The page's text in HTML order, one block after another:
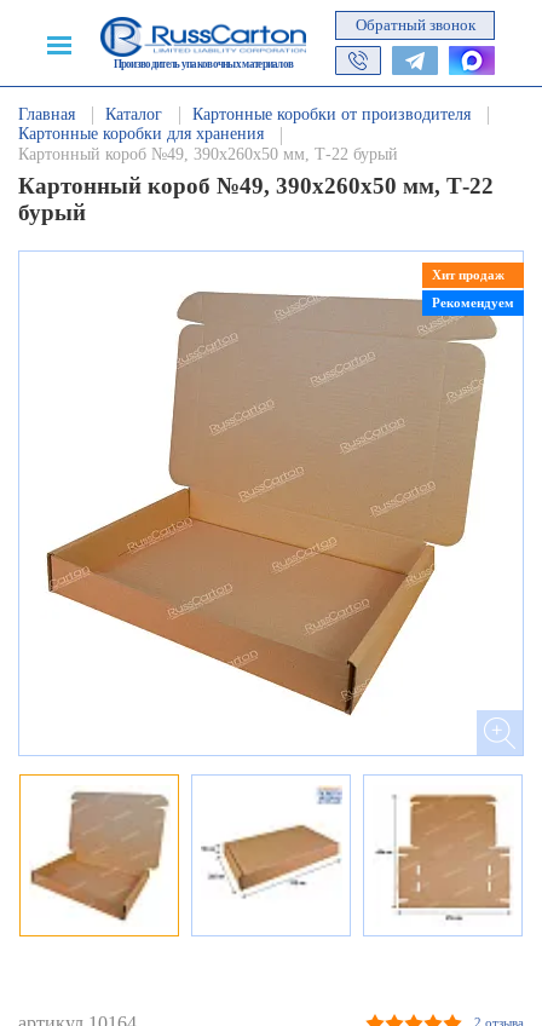
Производитель упаковочных материалов
Обратный звонок
Главная Каталог
Картонные коробки от производителя
Картонные коробки для хранения
Картонный короб №49, 390х260х50 мм, Т-22 бурый
Картонный короб №49, 390х260х50 мм, Т-22
бурый
Хит продаж
Рекомендуем
2 отзыва